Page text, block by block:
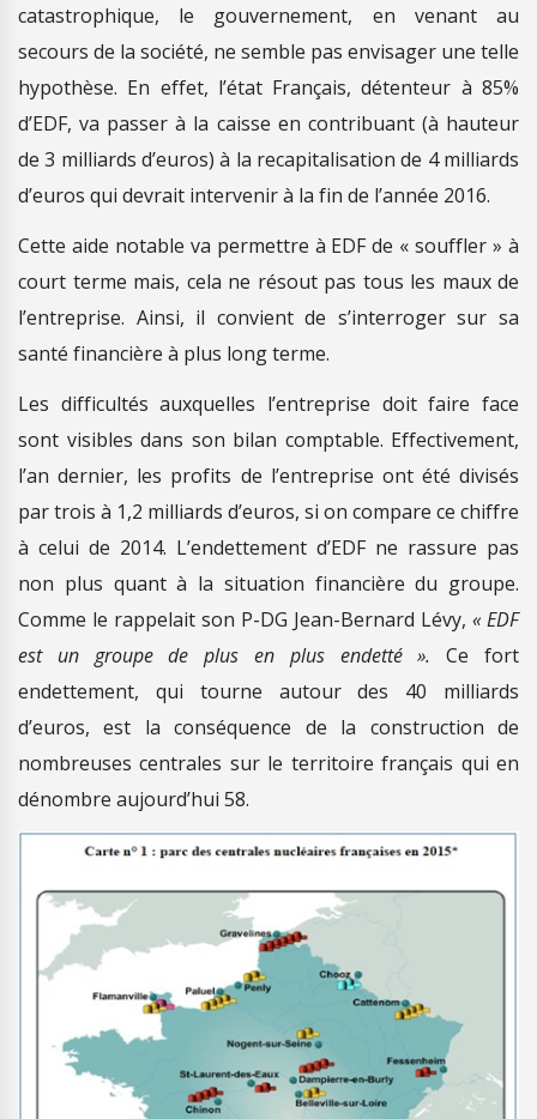
catastrophique, le gouvernement, en venant au
secours de la société, ne semble pas envisager une telle
hypothèse. En effet, l’état Français, détenteur à 85%
d’EDF, va passer à la caisse en contribuant (à hauteur
de 3 milliards d’euros) à la recapitalisation de 4 milliards
d’euros qui devrait intervenir à la fin de l’année 2016.
Cette aide notable va permettre à EDF de « souffler » à
court terme mais, cela ne résout pas tous les maux de
l’entreprise. Ainsi, il convient de s’interroger sur sa
santé financière à plus long terme.
Les difficultés auxquelles l’entreprise doit faire face
sont visibles dans son bilan comptable. Effectivement,
l’an dernier, les profits de l’entreprise ont été divisés
par trois à 1,2 milliards d’euros, si on compare ce chiffre
à celui de 2014. L’endettement d’EDF ne rassure pas
non plus quant à la situation financière du groupe.
Comme le rappelait son P-DG Jean-Bernard Lévy, « EDF
est un groupe de plus en plus endetté ». Ce fort
endettement, qui tourne autour des 40 milliards
d’euros, est la conséquence de la construction de
nombreuses centrales sur le territoire français qui en
dénombre aujourd’hui 58.